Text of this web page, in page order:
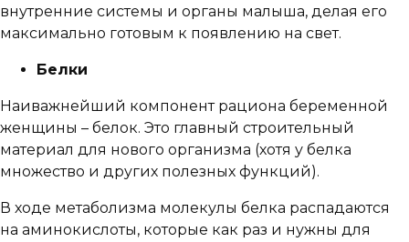
внутренние системы и органы малыша, делая его
максимально готовым к появлению на свет.
Белки
Наиважнейший компонент рациона беременной
женщины – белок. Это главный строительный
материал для нового организма (хотя у белка
множество и других полезных функций).
В ходе метаболизма молекулы белка распадаются
на аминокислоты, которые как раз и нужны для